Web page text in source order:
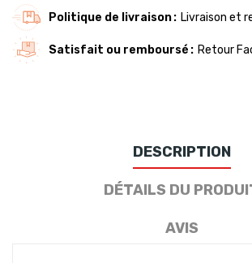
Politique de livraison Livraison et
Satisfait ou remboursé Retour
DESCRIPTION
DÉTAILS DU
AVIS